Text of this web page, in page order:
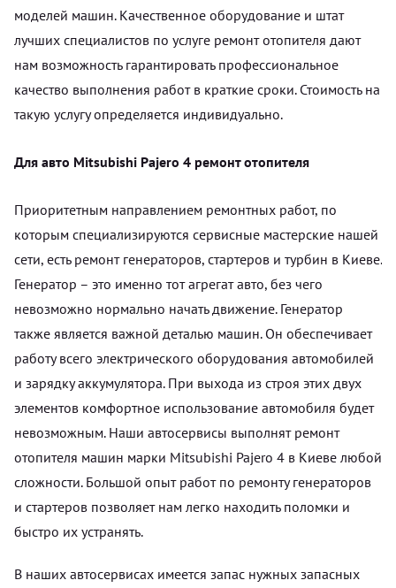
моделей машин. Качественное оборудование и штат
лучших специалистов по услуге ремонт отопителя дают
нам возможность гарантировать профессиональное
качество выполнения работ в краткие сроки. Стоимость на
такую услугу определяется индивидуально.
Для авто Mitsubishi Pajero 4 ремонт отопителя
Приоритетным направлением ремонтных работ, по
которым специализируются сервисные мастерские нашей
сети, есть ремонт генераторов, стартеров и турбин в Киеве.
Генератор – это именно тот агрегат авто, без чего
невозможно нормально начать движение. Генератор
также является важной деталью машин. Он обеспечивает
работу всего электрического оборудования автомобилей
и зарядку аккумулятора. При выхода из строя этих двух
элементов комфортное использование автомобиля будет
невозможным. Наши автосервисы выполнят ремонт
отопителя машин марки Mitsubishi Pajero 4 в Киеве любой
сложности. Большой опыт работ по ремонту генераторов
и стартеров позволяет нам легко находить поломки и
быстро их устранять.
В наших автосервисах имеется запас нужных запасных